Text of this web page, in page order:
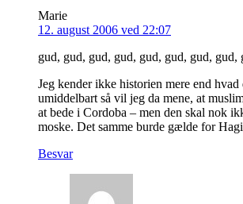
Marie
12. august 2006 ved 22:07
gud, gud, gud, gud, gud, gud, gud,
Jeg kender ikke historien mere end
umiddelbart så vil jeg da mene, at
at bede i Cordoba – men den skal nok
moske. Det samme burde gælde for
Besvar